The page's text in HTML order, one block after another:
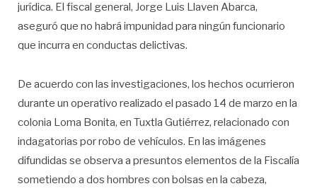
jurídica. El fiscal general, Jorge Luis Llaven Abarca,
aseguró que no habrá impunidad para ningún funcionario
que incurra en conductas delictivas.
De acuerdo con las investigaciones, los hechos ocurrieron
durante un operativo realizado el pasado 14 de marzo en la
colonia Loma Bonita, en Tuxtla Gutiérrez, relacionado con
indagatorias por robo de vehículos. En las imágenes
difundidas se observa a presuntos elementos de la Fiscalía
sometiendo a dos hombres con bolsas en la cabeza,